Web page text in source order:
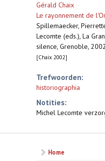
Gérald Chaix
Le rayonnement de
Spillemaecker,
Lecomte (eds.), La
silence, Grenoble,
[Chaix 2002]
Trefwoorden:
historiographia
Notities:
Michel Lecomte
Home